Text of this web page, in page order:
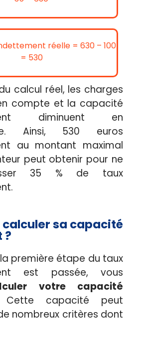
réelle = 630 – 100
= 530
calcul réel, les charges
compte et la capacité
diminuent en
Ainsi, 530 euros
au montant maximal
peut obtenir pour ne
35 % de taux
sa capacité
?
première étape du taux
est passée, vous
votre capacité
Cette capacité peut
nombreux critères dont